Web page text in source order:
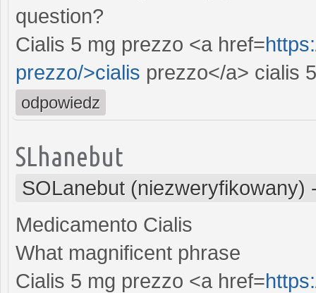
question?
Cialis 5 mg prezzo <a href=
prezzo/>cialis prezzo</a> cialis
odpowiedz
SLhanebut
SOLanebut (niezweryfikowany)
Medicamento Cialis
What magnificent phrase
Cialis 5 mg prezzo <a href=